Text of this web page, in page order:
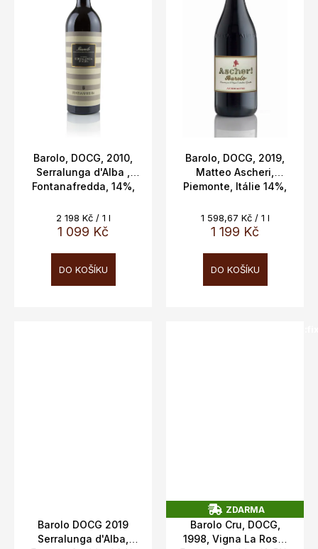
Barolo, DOCG, 2010,
Serralunga d'Alba ,
Fontanafredda, 14%,
1 099 Kč
Měrná
cena:
2 198 Kč / 1 l
DO KOŠÍKU
Barolo, DOCG, 2019,
Matteo Ascheri,
Piemonte, Itálie 14%,
1 199 Kč
Měrná
cena:
1 598,67 Kč / 1 l
DO KOŠÍKU
Barolo DOCG 2019
Serralunga d'Alba,
Z
D
A
ZDARMA
Barolo Cru, DOCG,
1998, Vigna La Rosa,